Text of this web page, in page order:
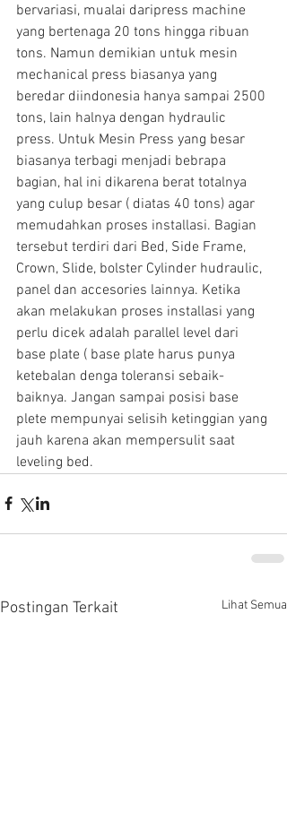
bervariasi, mualai daripress machine
yang bertenaga 20 tons hingga ribuan
tons. Namun demikian untuk mesin
mechanical press biasanya yang
beredar diindonesia hanya sampai 2500
tons, lain halnya dengan hydraulic
press. Untuk Mesin Press yang besar
biasanya terbagi menjadi bebrapa
bagian, hal ini dikarena berat totalnya
yang culup besar ( diatas 40 tons) agar
memudahkan proses installasi. Bagian
tersebut terdiri dari Bed, Side Frame,
Crown, Slide, bolster Cylinder hudraulic,
panel dan accesories lainnya. Ketika
akan melakukan proses installasi yang
perlu dicek adalah parallel level dari
base plate ( base plate harus punya
ketebalan denga toleransi sebaik-
baiknya. Jangan sampai posisi base
plete mempunyai selisih ketinggian yang
jauh karena akan mempersulit saat
leveling bed.
Postingan Terkait Lihat Semua